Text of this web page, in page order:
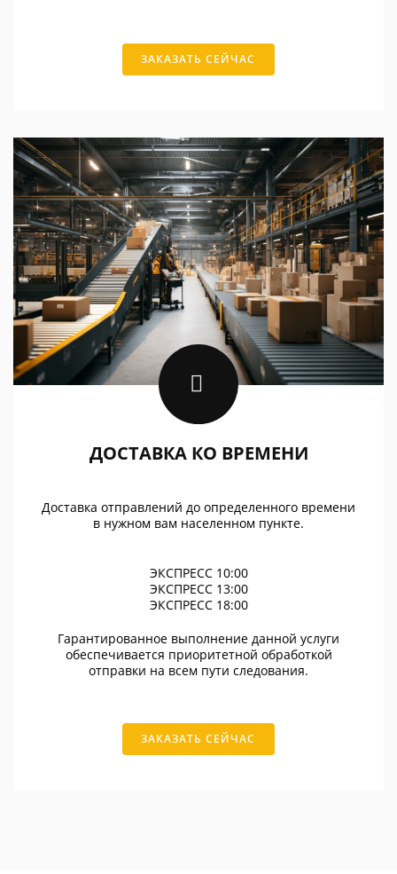
ЗАКАЗАТЬ СЕЙЧАС
ДОСТАВКА КО ВРЕМЕНИ
Доставка отправлений до определенного времени
в нужном вам населенном пункте.
ЭКСПРЕСС 10:00
ЭКСПРЕСС 13:00
ЭКСПРЕСС 18:00
Гарантированное выполнение данной услуги
обеспечивается приоритетной обработкой
отправки на всем пути следования.
ЗАКАЗАТЬ СЕЙЧАС